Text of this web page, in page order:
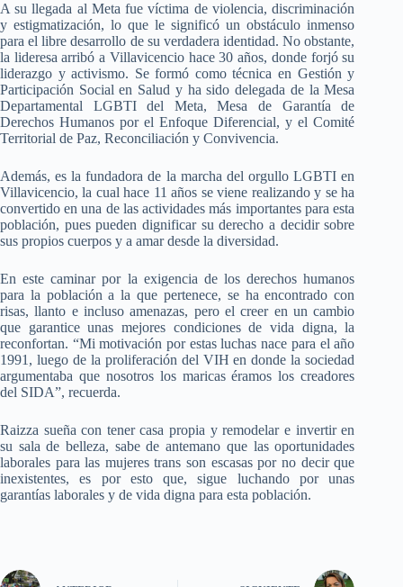
A su llegada al Meta fue víctima de violencia, discriminación
y estigmatización, lo que le significó un obstáculo inmenso
para el libre desarrollo de su verdadera identidad. No obstante,
la lideresa arribó a Villavicencio hace 30 años, donde forjó su
liderazgo y activismo. Se formó como técnica en Gestión y
Participación Social en Salud y ha sido delegada de la Mesa
Departamental LGBTI del Meta, Mesa de Garantía de
Derechos Humanos por el Enfoque Diferencial, y el Comité
Territorial de Paz, Reconciliación y Convivencia.
Además, es la fundadora de la marcha del orgullo LGBTI en
Villavicencio, la cual hace 11 años se viene realizando y se ha
convertido en una de las actividades más importantes para esta
población, pues pueden dignificar su derecho a decidir sobre
sus propios cuerpos y a amar desde la diversidad.
En este caminar por la exigencia de los derechos humanos
para la población a la que pertenece, se ha encontrado con
risas, llanto e incluso amenazas, pero el creer en un cambio
que garantice unas mejores condiciones de vida digna, la
reconfortan. “Mi motivación por estas luchas nace para el año
1991, luego de la proliferación del VIH en donde la sociedad
argumentaba que nosotros los maricas éramos los creadores
del SIDA”, recuerda.
Raizza sueña con tener casa propia y remodelar e invertir en
su sala de belleza, sabe de antemano que las oportunidades
laborales para las mujeres trans son escasas por no decir que
inexistentes, es por esto que, sigue luchando por unas
garantías laborales y de vida digna para esta población.